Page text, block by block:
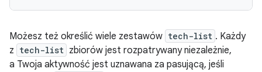
Możesz też określić wiele zestawów tech-list . Każdy
z tech-list zbiorów jest rozpatrywany niezależnie,
a Twoja aktywność jest uznawana za pasującą, jeśli